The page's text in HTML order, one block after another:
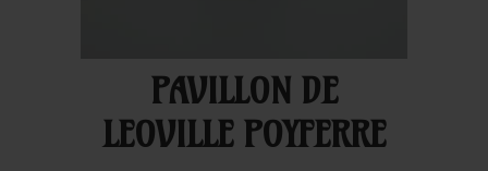
PAVILLON DE
LEOVILLE POYFERRE